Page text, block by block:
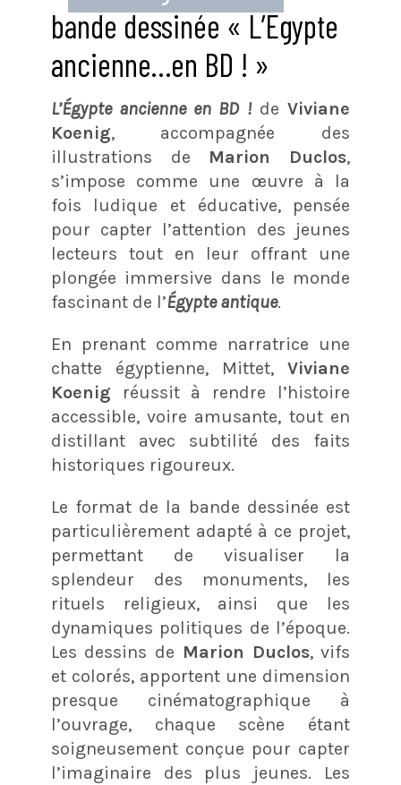
bande dessinée « L’Egypte
ancienne…en BD ! »
L’Égypte ancienne en BD !deViviane
Koenig, accompagnée des
illustrations de Marion Duclos,
s’impose comme une œuvre à la
fois ludique et éducative, pensée
pour capter l’attention des jeunes
lecteurs tout en leur offrant une
plongée immersive dans le monde
fascinant de l’Égypte antique.
En prenant comme narratrice une
chatte égyptienne, Mittet,Viviane
Koenig réussit à rendre l’histoire
accessible, voire amusante, tout en
distillant avec subtilité des faits
historiques rigoureux.
Le format de la bande dessinée est
particulièrement adapté à ce projet,
permettant de visualiser la
splendeur des monuments, les
rituels religieux, ainsi que les
dynamiques politiques de l’époque.
Les dessins de Marion Duclos, vifs
et colorés, apportent une dimension
presque cinématographique à
l’ouvrage, chaque scène étant
soigneusement conçue pour capter
l’imaginaire des plus jeunes. Les